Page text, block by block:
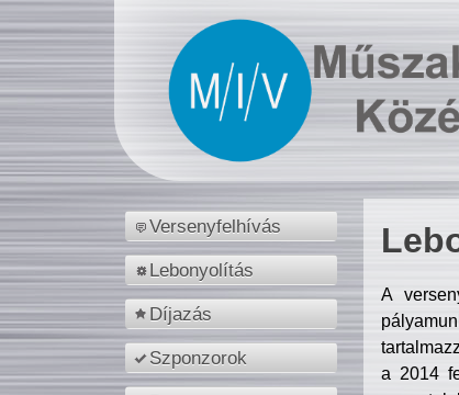
Versenyfelhívás
Lebonyolítás
Díjazás
Szponzorok
A
a 2014